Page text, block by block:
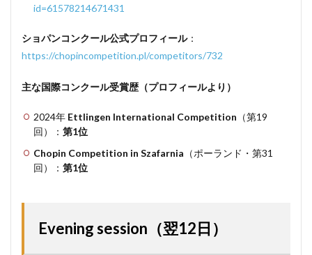
id=61578214671431
ショパンコンクール公式プロフィール：
https://chopincompetition.pl/competitors/732
主な国際コンクール受賞歴（プロフィールより）
2024年 Ettlingen International Competition （第19
回）： 第1位
Chopin Competition in Szafarnia （ポーランド・第31
回）： 第1位
Evening session（翌12日）